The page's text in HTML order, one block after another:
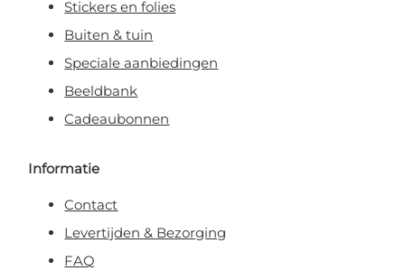
Stickers en folies
Buiten & tuin
Speciale aanbiedingen
Beeldbank
Cadeaubonnen
Informatie
Contact
Levertijden & Bezorging
FAQ